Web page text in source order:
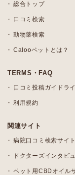
総合トップ
口コミ検索
動物薬検索
Calooペットとは？
TERMS・FAQ
口コミ投稿ガイドラ
利用規約
関連サイト
病院口コミ検索サイ
ドクターズインタビ
ペット用CBDオイル